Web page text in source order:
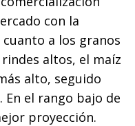
con la
a los granos
altos, el maíz
alto, seguido
En el rango bajo de
proyección.